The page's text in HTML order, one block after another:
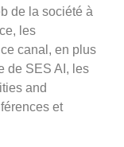
de la société à
les
canal, en plus
de SES AI, les
and
et